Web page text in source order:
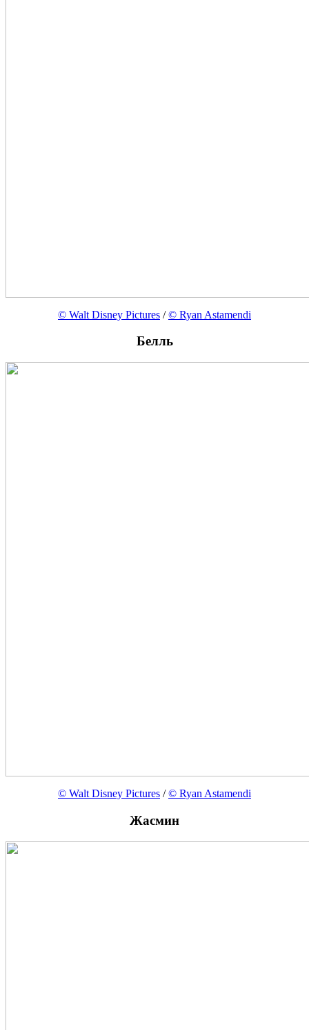
© Walt Disney Pictures /© Ryan Astamendi
Белль
© Walt Disney Pictures /© Ryan Astamendi
Жасмин